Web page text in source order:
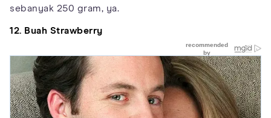
sebanyak 250 gram, ya.
12. Buah Strawberry